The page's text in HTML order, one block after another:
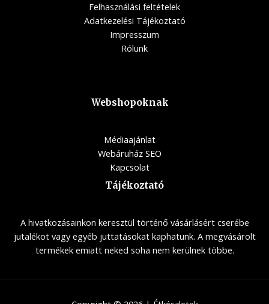
Felhasználási feltételek
Adatkezelési Tájékoztató
Impresszum
Rólunk
Webshopoknak
Médiaajánlat
Webáruház SEO
Kapcsolat
Tájékoztató
A hivatkozásainkon keresztül történő vásárlásért cserébe
jutalékot vagy egyéb juttatásokat kaphatunk. A megvásárolt
termékek emiatt neked soha nem kerülnek többe.